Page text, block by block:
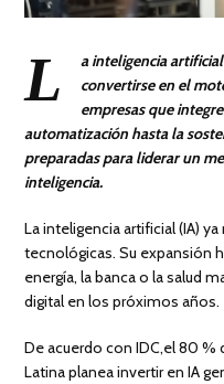
L
a inteligencia
convertirse en el
empresas que
automatización hasta la
preparadas para liderar un
inteligencia.
La inteligencia artificial (IA)
tecnológicas. Su expansión
energía, la banca o la salud
digital en los próximos años.
De acuerdo con IDC,el 80 %
Latina planea invertir en IA